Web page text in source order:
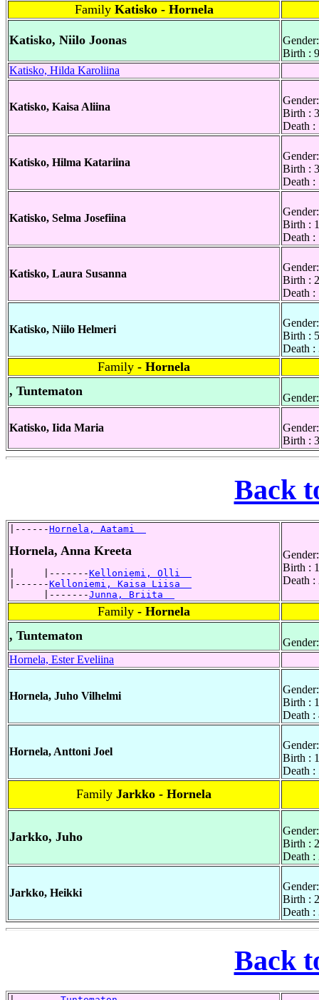
Family Katisko - Hornela
Katisko, Niilo Joonas
Birth :
Katisko, Hilda Karoliina
Katisko, Kaisa Aliina
Birth :
Death :
Katisko, Hilma Katariina
Birth :
Death :
Katisko, Selma Josefiina
Birth :
Death :
Katisko, Laura Susanna
Birth :
Death :
Katisko, Niilo Helmeri
Birth :
Death :
Family - Hornela
, Tuntematon
Katisko, Iida Maria
Birth :
Back
|------Hornela, Aatami
Hornela, Anna Kreeta
|     |-------Kelloniemi, Olli
|------Kelloniemi, Kaisa Liisa
      |-------
Junna, Briita
Birth :
Death :
Family - Hornela
, Tuntematon
Hornela, Ester Eveliina
Hornela, Juho Vilhelmi
Birth :
Death :
Hornela, Anttoni Joel
Birth :
Death :
Family Jarkko - Hornela
Jarkko, Juho
Birth :
Death :
Jarkko, Heikki
Birth :
Death :
Back